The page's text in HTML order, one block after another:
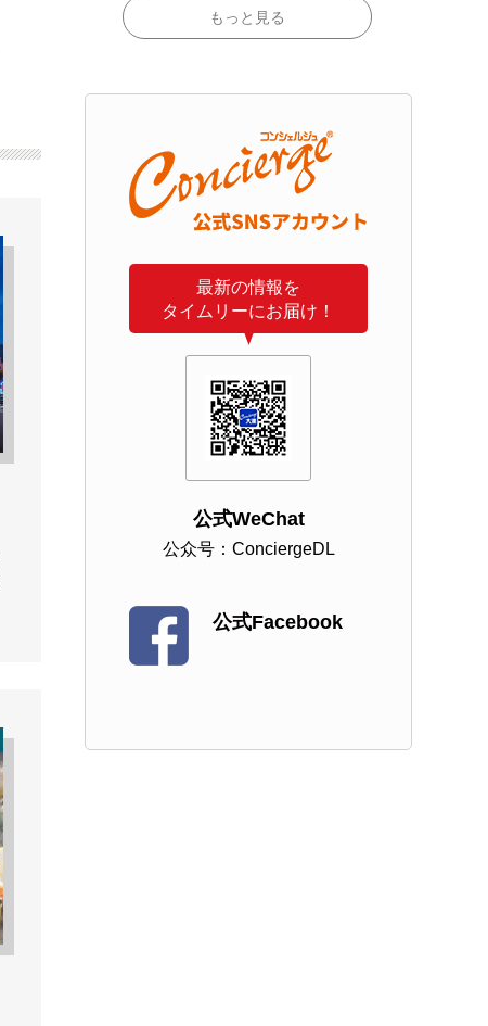
もっと見る
最新の情報を
タイムリーにお届け！
公式WeChat
公众号：ConciergeDL
公式Facebook